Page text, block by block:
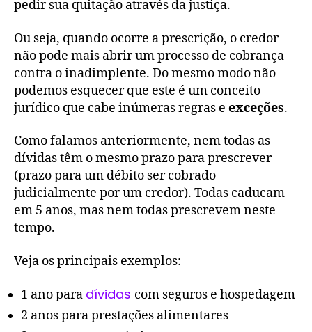
pedir sua quitação através da justiça.
Ou seja, quando ocorre a prescrição, o credor
não pode mais abrir um processo de cobrança
contra o inadimplente. Do mesmo modo não
podemos esquecer que este é um conceito
jurídico que cabe inúmeras regras e exceções.
Como falamos anteriormente, nem todas as
dívidas têm o mesmo prazo para prescrever
(prazo para um débito ser cobrado
judicialmente por um credor). Todas caducam
em 5 anos, mas nem todas prescrevem neste
tempo.
Veja os principais exemplos:
1 ano para dívidas com seguros e hospedagem
2 anos para prestações alimentares